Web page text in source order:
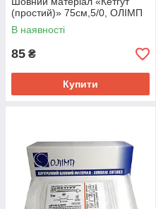
(простий)» 75см,5/0, ОЛІМП
В наявності
85 ₴
Купити